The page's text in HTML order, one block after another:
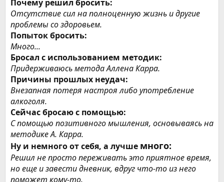
Почему решил бросить:
Отсутствие сил на полноценную жизнь и другие
проблемы со здоровьем.
Попыток бросить:
Много...
Бросал с использованием методик:
Придерживаюсь метода Аллена Карра.
Причины прошлых неудач:
Внезапная потеря настроя либо употребление
алкоголя.
Сейчас бросаю с помощью:
С помощью позитивного мышления, основываясь на
методике А. Карра.
Ну и немного от себя, а лучше много:
Решил не просто переживать это приятное время,
но еще и завести дневник, вдруг что-то из него
поможет кому-то.